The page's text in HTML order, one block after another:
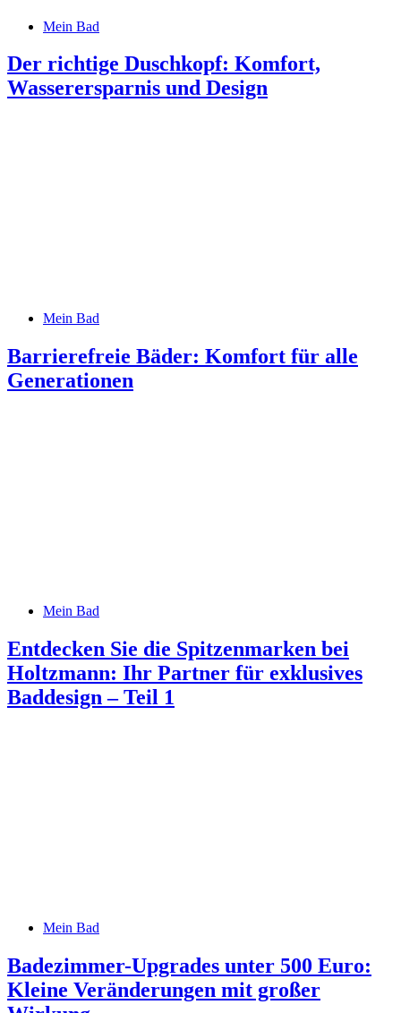
Mein Bad
Der richtige Duschkopf: Komfort,
Wasserersparnis und Design
Mein Bad
Barrierefreie Bäder: Komfort für alle
Generationen
Mein Bad
Entdecken Sie die Spitzenmarken bei
Holtzmann: Ihr Partner für exklusives
Baddesign – Teil 1
Mein Bad
Badezimmer-Upgrades unter 500 Euro:
Kleine Veränderungen mit großer